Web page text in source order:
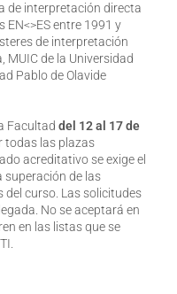
de interpretación directa
EN<>ES entre 1991 y
de interpretación
MUIC de la Universidad
Pablo de Olavide
Facultaddel 12 al 17 de
todas las plazas
acreditativo se exige el
superación de las
del curso. Las solicitudes
No se aceptará en
en las listas que se